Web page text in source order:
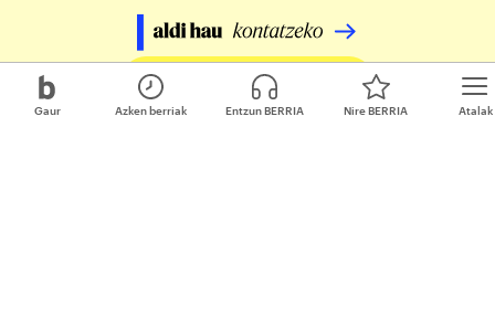
Gaur Atalak
Azken berriak Entzun BERRIA Nire BERRIA
Egin zure ekarpena